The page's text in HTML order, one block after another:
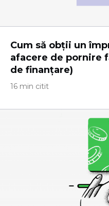
Cum să obții un
afacere de pornire
de finanțare)
16 min citit